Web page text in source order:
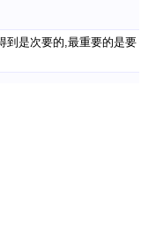
到是次要的,最重要的是要